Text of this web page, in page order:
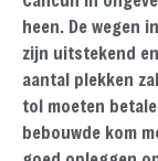
heen. De wegen
zijn uitstekend
aantal plekken
tol moeten
bebouwde kom